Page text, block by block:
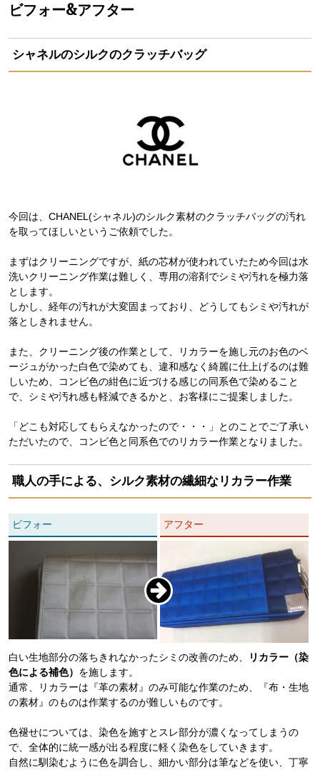
ビフォー&アフター
シャネルのシルクのクラッチバッグ
今回は、CHANEL(シャネル)のシルク素材のクラッチバッグの汚れ
を取ってほしいというご依頼でした。
まずはクリーニングですが、紙の芯材が使われていたため今回は水
洗いクリーニング作業は難しく、専用の溶剤でシミや汚れを極力落
とします。
しかし、経年の汚れが大変固まっており、どうしてもシミや汚れが
落としきれません。
また、クリーニング後の作業として、リカラーを施し元のお色のベ
ージュがかった白色で染めても、違和感なく綺麗に仕上げるのは難
しいため、コンビ色の紺色に近づける感じの同系色で染めること
で、シミや汚れ感も軽減できるかと、お客様にご提案しました。
「どこも対応してもらえなかったので・・・」とのことでご了承い
ただいたので、コンビ色と同系色でのリカラー作業となりました。
職人の手による、シルク素材の繊細なリカラー作業
ビフォー アフター
白い生地部分の落ちきれなかったシミの改善のため、
リカラー（染
色による補色） を施します。
通常、リカラーは『革の素材』のみ可能な作業のため、『布・生地
の素材』のものは作業するのが難しいものです。
色褪せについては、染色を施すとスレ部分が濃くなってしまうの
で、全体的に統一感が出る程度に軽く染色をしていきます。
自然に馴染むように色を調合し、細かい部分は筆などを使い、丁寧